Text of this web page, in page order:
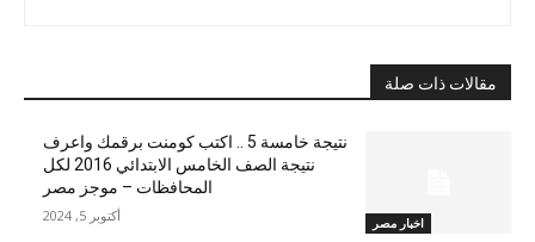
مقالات ذات صلة
اخبار مصر
نتيجة خامسة 5 .. اكتب كومنت برقمك واعرف
نتيجة الصف الخامس الابتدائي 2016 لكل
المحافظات – موجز مصر
أكتوبر 5, 2024